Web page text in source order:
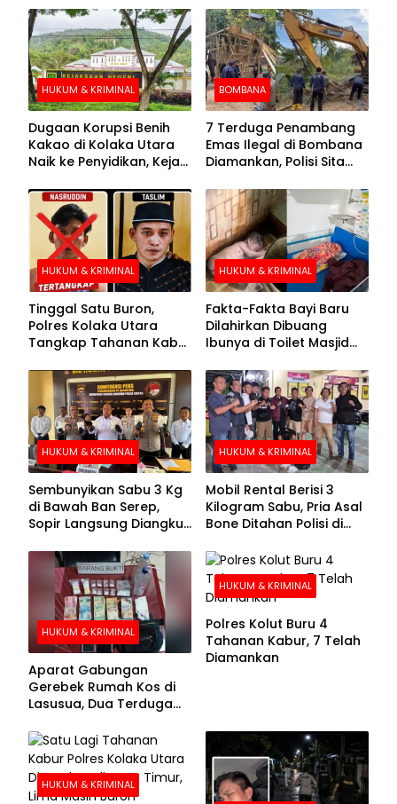
HUKUM & KRIMINAL
Dugaan Korupsi Benih
Kakao di Kolaka Utara
Naik ke Penyidikan, Kejari
BOMBANA
7 Terduga Penambang
Emas Ilegal di Bombana
Diamankan, Polisi Sita
Crusher
HUKUM & KRIMINAL
Tinggal Satu Buron,
Polres Kolaka Utara
Tangkap Tahanan Kabur
Pengejaran
HUKUM & KRIMINAL
Fakta-Fakta Bayi Baru
Dilahirkan Dibuang
Ibunya di Toilet Masjid
HUKUM & KRIMINAL
Sembunyikan Sabu 3 Kg
di Bawah Ban Serep,
Sopir Langsung Diangkut
HUKUM & KRIMINAL
Mobil Rental Berisi 3
Kilogram Sabu, Pria Asal
Bone Ditahan Polisi di
HUKUM & KRIMINAL
Aparat Gabungan
Gerebek Rumah Kos di
Lasusua, Dua Terduga
HUKUM & KRIMINAL
Polres Kolut Buru 4
Tahanan Kabur, 7 Telah
Diamankan
HUKUM & KRIMINAL